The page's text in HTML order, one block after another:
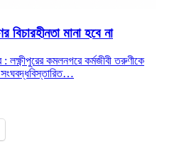
বিচারহীনতা মানা হবে না
কমলনগরে কর্মজীবী তরুণীকে
বিস্তারিত…